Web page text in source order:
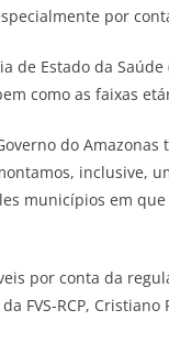
por
de Estado da
como as faixas
do
inclusive,
municípios em
por conta da
FVS-RCP, Cristiano